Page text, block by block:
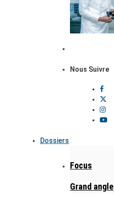
Nous Suivre
Dossiers
Focus
Grand angle